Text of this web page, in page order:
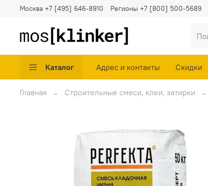
Москва +7 [495] 646-8910 Регионы +7 [800] 500-5689
Каталог Адрес и контакты Скидки
Главная Строительные смеси, клеи, затирки